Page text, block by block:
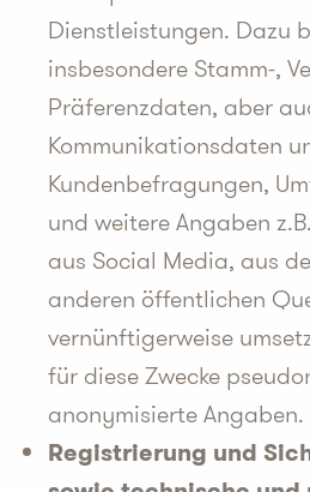
Dienstleistungen. Dazu
insbesondere Stamm-,
Präferenzdaten, aber
Kommunikationsdaten
Kundenbefragungen,
und weitere Angaben
aus Social Media, aus
anderen öffentlichen
vernünftigerweise
für diese Zwecke
anonymisierte Angaben.
Registrierung und